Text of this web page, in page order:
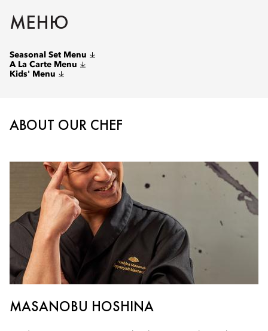
МЕНЮ
Seasonal Set Menu
A La Carte Menu
Kids' Menu
ABOUT OUR CHEF
MASANOBU HOSHINA